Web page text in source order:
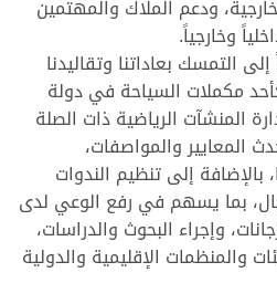
ودعم الملاك والمهتمين
وخارجياً.
التمسك بعاداتنا وتقاليدنا
كأحد مكملات السياحة في دولة
المنشآت الرياضية ذات الصلة
المعايير والمواصفات،
إلى تنظيم الندوات
بما يسهم في رفع الوعي لدى
وإجراء البحوث والدراسات،
والمنظمات الإقليمية والدولية